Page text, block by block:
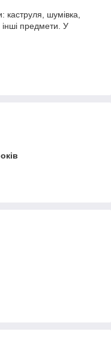
каструля, шумівка,
предмети. У